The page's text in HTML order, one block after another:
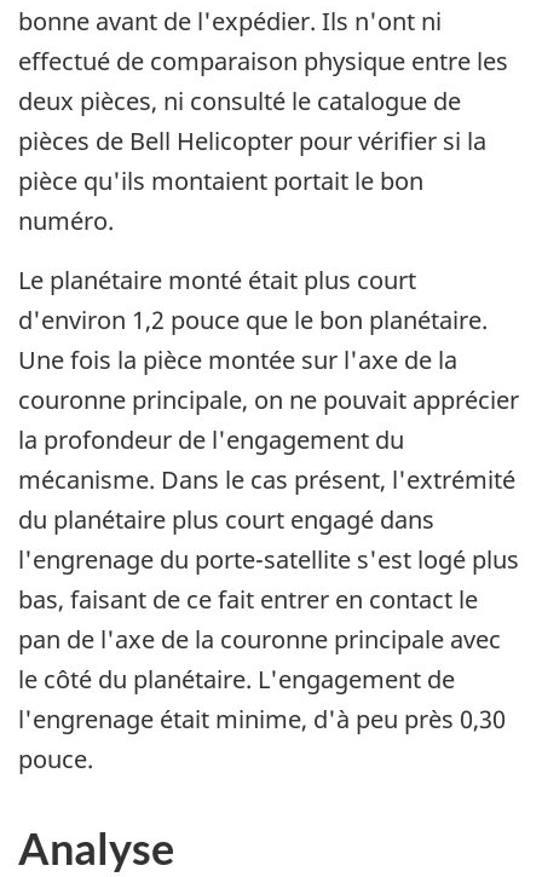
bonne avant de l'expédier. Ils n'ont ni
effectué de comparaison physique entre les
deux pièces, ni consulté le catalogue de
pièces de Bell Helicopter pour vérifier si la
pièce qu'ils montaient portait le bon
numéro.
Le planétaire monté était plus court
d'environ 1,2 pouce que le bon planétaire.
Une fois la pièce montée sur l'axe de la
couronne principale, on ne pouvait apprécier
la profondeur de l'engagement du
mécanisme. Dans le cas présent, l'extrémité
du planétaire plus court engagé dans
l'engrenage du porte-satellite s'est logé plus
bas, faisant de ce fait entrer en contact le
pan de l'axe de la couronne principale avec
le côté du planétaire. L'engagement de
l'engrenage était minime, d'à peu près 0,30
pouce.
Analyse